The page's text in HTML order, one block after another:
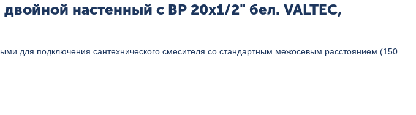
настенный с ВР 20х1/2" бел. VALTEC,
для подключения сантехнического смесителя со стандартным межосевым расстоянием (150